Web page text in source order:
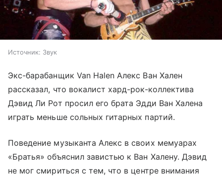
Источник: Звук
Экс-барабанщик Van Halen Алекс Ван Хален
рассказал, что вокалист хард-рок-коллектива
Дэвид Ли Рот просил его брата Эдди Ван Халена
играть меньше сольных гитарных партий.
Поведение музыканта Алекс в своих мемуарах
«Братья» объяснил завистью к Ван Халену. Дэвид
не мог смириться с тем, что в центре внимания